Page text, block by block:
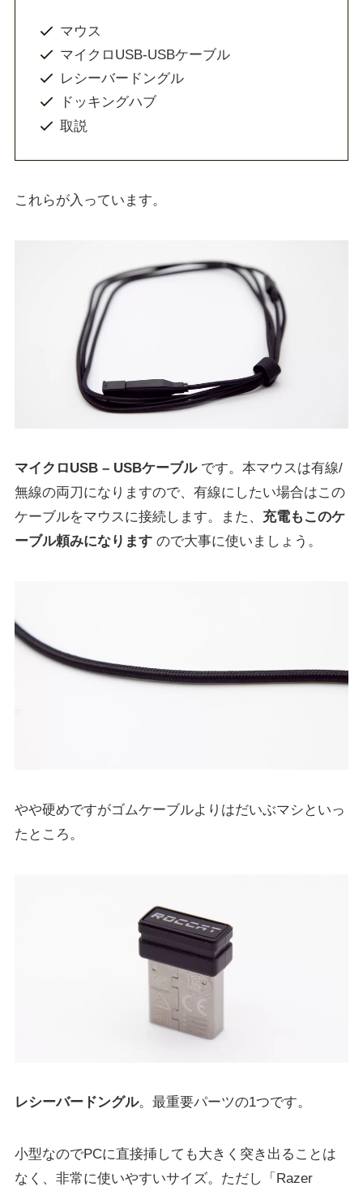
マウス
マイクロUSB-USBケーブル
レシーバードングル
ドッキングハブ
取説
これらが入っています。
マイクロUSB – USBケーブル です。本マウスは有線/
無線の両刀になりますので、有線にしたい場合はこの
ケーブルをマウスに接続します。また、 充電もこのケ
ーブル頼みになります ので大事に使いましょう。
やや硬めですがゴムケーブルよりはだいぶマシといっ
たところ。
レシーバードングル。最重要パーツの1つです。
小型なのでPCに直接挿しても大きく突き出ることは
なく、非常に使いやすいサイズ。ただし「Razer